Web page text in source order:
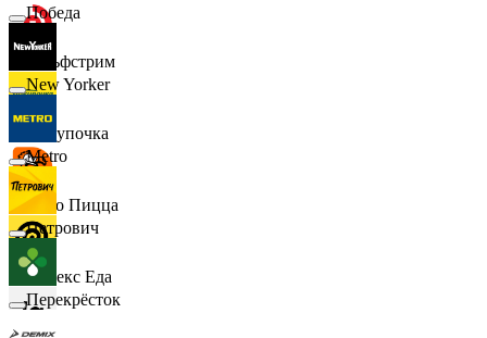
Гольфстрим
Покупочка
Додо Пицца
Яндекс Еда
Победа
New Yorker
Metro
Петрович
Перекрёсток